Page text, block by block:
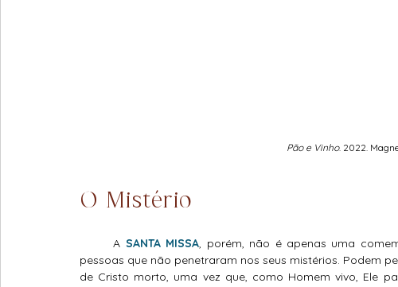
Pão e Vinho. 2022.
O Mistério
	A
SANTA MISSA , porém, não é apenas uma
pessoas que não penetraram nos seus mistérios. Podem
de Cristo morto, uma vez que, como Homem vivo, Ele